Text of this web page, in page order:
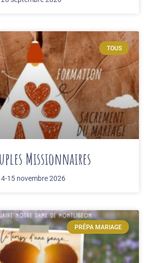
TOUS
Missionnaires
15 novembre 2026
PRÉPA MARIAGE